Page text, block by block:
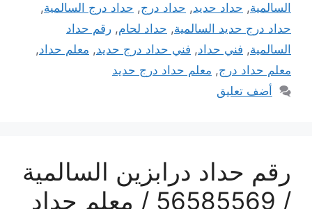
السالمية, حداد حديد, حداد درج, حداد درج السالمية,
حداد درج حديد السالمية, حداد لحام, رقم حداد
السالمية, فني حداد, فني حداد درج حديد, معلم حداد,
معلم حداد درج, معلم حداد درج حديد
أضف تعليق
رقم حداد درابزين السالمية
/ 56585569 / معلم حداد